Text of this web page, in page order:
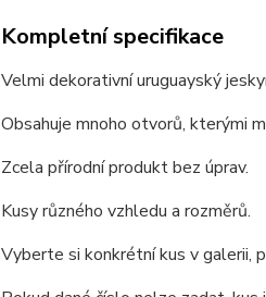
Kompletní specifikace
Velmi dekorativní uruguayský
Obsahuje mnoho otvorů, kterými
Zcela přírodní produkt bez úprav.
Kusy různého vzhledu a rozměrů.
Vyberte si konkrétní kus v galerii,